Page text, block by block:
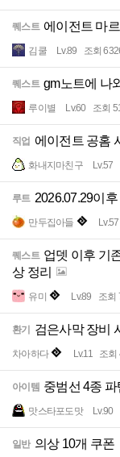
퀘스트 에이전트 마
김쿨 Lv.89 조회
퀘스트 gm노트에 나
루이별 Lv.60 조회
직업 에이전트 공홈
화내지마친구 Lv.57
루트 2026.07.29이
만두집아들 Lv.57
퀘스트 업뎃 이후 기
상 정리
유미 Lv.89 조회
환기 검은사막 장비
차아하다 Lv.11 조회
아이템 중범선 4종
맛스타포도맛 Lv.90
일반 의상 10개 쿠폰